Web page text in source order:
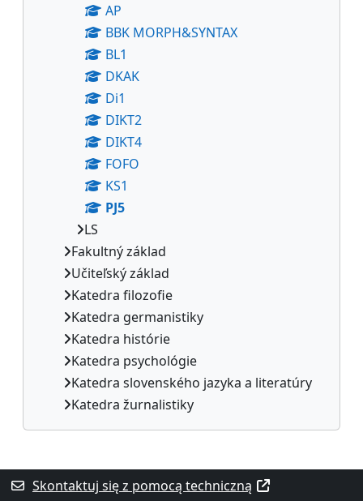
AP
BBK MORPH&SYNTAX
BL1
DKAK
Di1
DIKT2
DIKT4
FOFO
KS1
PJ5
LS
Fakultný základ
Učiteľský základ
Katedra filozofie
Katedra germanistiky
Katedra histórie
Katedra psychológie
Katedra slovenského jazyka a literatúry
Katedra žurnalistiky
Bloki uzupełniające
Skontaktuj się z pomocą techniczną